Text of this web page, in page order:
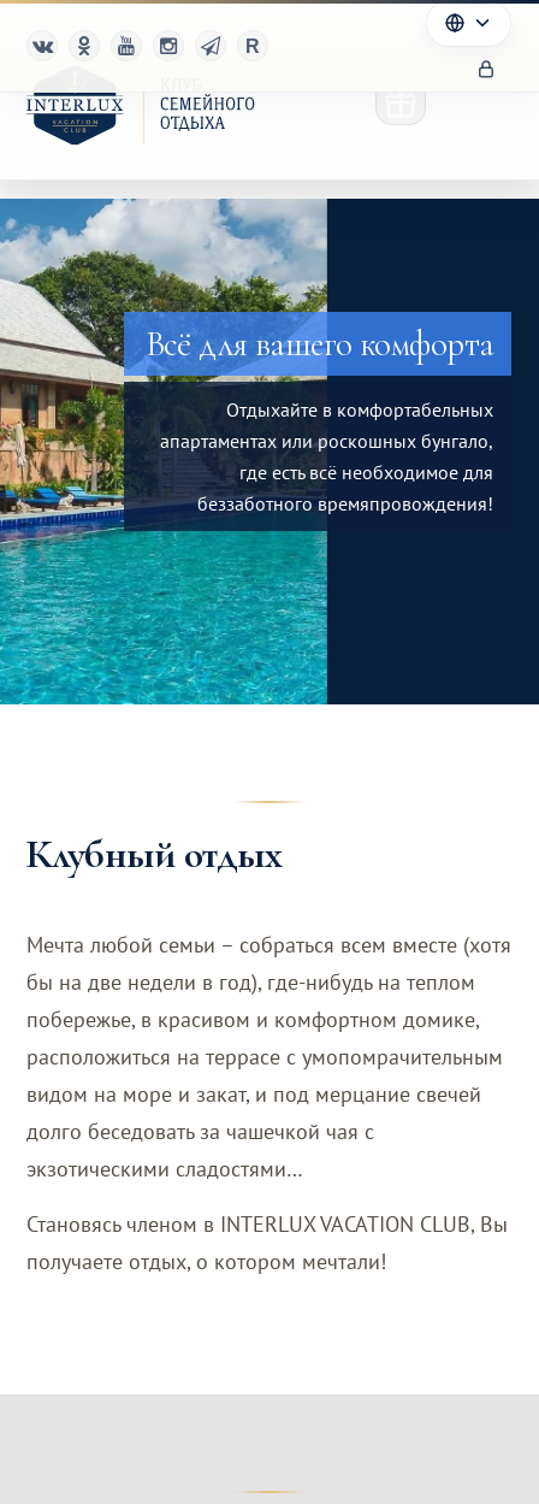
Клуб
Преимущества
Партнерам
Благотворительность
Всё для вашего комфорта
Отдыхайте в комфортабельных
апартаментах или роскошных бунгало,
где есть всё необходимое для
беззаботного времяпровождения!
Клубный отдых
Мечта любой семьи – собраться всем вместе (хотя
бы на две недели в год), где-нибудь на теплом
побережье, в красивом и комфортном домике,
расположиться на террасе с умопомрачительным
видом на море и закат, и под мерцание свечей
долго беседовать за чашечкой чая с
экзотическими сладостями…
Становясь членом в INTERLUX VACATION CLUB, Вы
получаете отдых, о котором мечтали!